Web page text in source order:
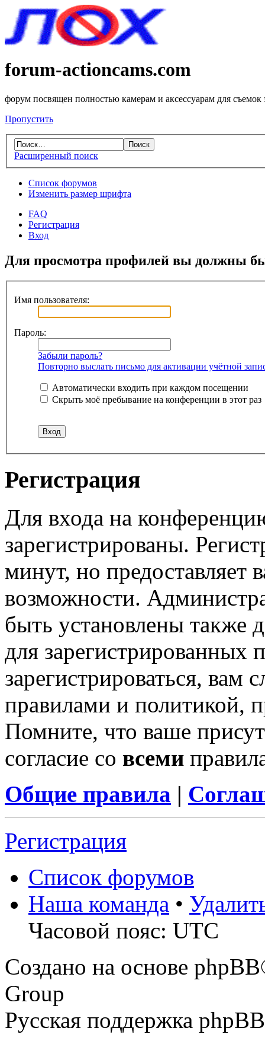
forum-actioncams.com
форум посвящен полностью камерам и аксессуарам для съемок
Пропустить
Расширенный поиск
Список форумов
Изменить размер шрифта
FAQ
Регистрация
Вход
Для просмотра профилей вы должны
Имя пользователя:
Пароль:
Забыли пароль?
Повторно выслать письмо для активации учётной
Автоматически входить при каждом посещении
Скрыть моё пребывание на конференции в этот раз
Регистрация
Для входа на
зарегистрированы.
минут, но предоставляет
возможности.
быть установлены также
для зарегистрированных
зарегистрироваться, вам
правилами и политикой,
Помните, что ваше
согласие со всеми
Общие правила |
Регистрация
Список форумов
Наша команда •
Часовой пояс: UTC
Создано на основе
Group
Русская поддержка phpBB